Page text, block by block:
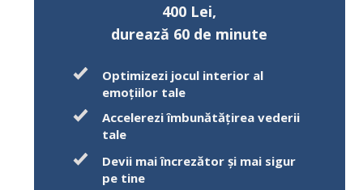
400 Lei,
durează 60 de minute
Optimizezi jocul interior al
emoțiilor tale
Accelerezi îmbunătățirea vederii
tale
Devii maiîncrezător și mai sigur
pe tine